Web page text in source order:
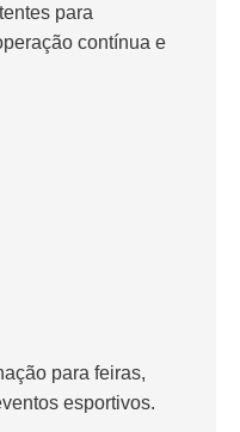
para
contínua e
para feiras,
esportivos.